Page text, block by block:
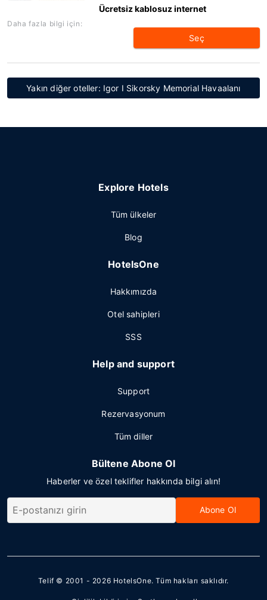
Ücretsiz kablosuz internet
Daha fazla bilgi için:
Seç
Yakın diğer oteller: Igor I Sikorsky Memorial Havaalanı
Explore Hotels
Tüm ülkeler
Blog
HotelsOne
Hakkımızda
Otel sahipleri
SSS
Help and support
Support
Rezervasyonum
Tüm diller
Bültene Abone Ol
Haberler ve özel teklifler hakkında bilgi alın!
Abone Ol
Telif © 2001 - 2026 HotelsOne. Tüm hakları saklıdır.